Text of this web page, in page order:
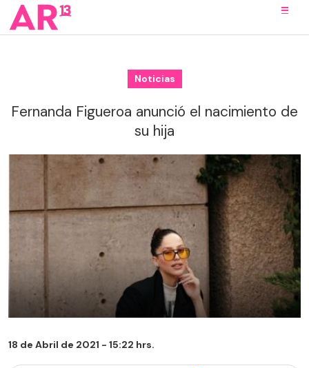
Noticias
Fernanda Figueroa anunció el nacimiento de
su hija
18 de Abril de 2021 - 15:22 hrs.